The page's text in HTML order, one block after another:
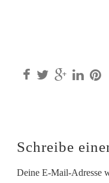
Schreibe
Deine E-Mail-Adresse